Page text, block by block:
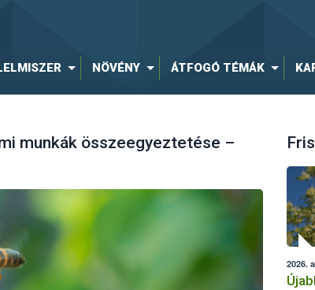
NÖVÉNY ÁTFOGÓ TÉMÁK
munkák összeegyeztetése –
2026.